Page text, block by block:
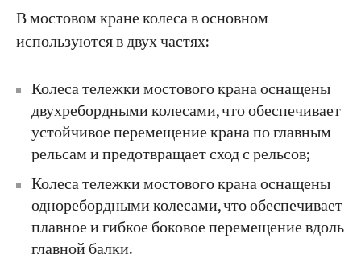
Проекты
Новости
Заявления
Свяжитесь с Нами
В мостовом кране колеса в основном
используются в двух частях:
Колеса тележки мостового крана оснащены
двухребордными колесами, что обеспечивает
устойчивое перемещение крана по главным
рельсам и предотвращает сход с рельсов;
Колеса тележки мостового крана оснащены
одноребордными колесами, что обеспечивает
плавное и гибкое боковое перемещение вдоль
главной балки.